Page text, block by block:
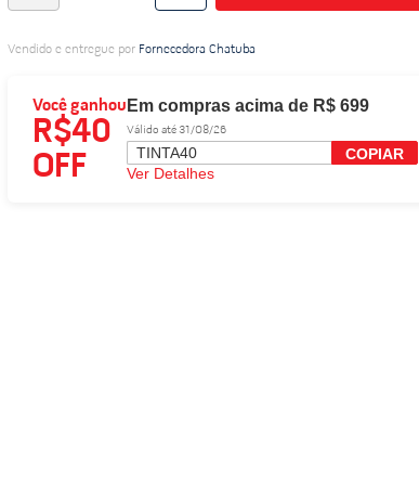
Vendido e entregue por Fornecedora Chatuba
Você ganhou
R$40
OFF
Em compras acima de R$ 699
Válido até 31/08/26
TINTA40
COPIAR
Ver Detalhes